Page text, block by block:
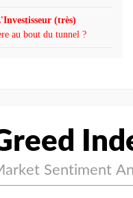
(très)
au bout du tunnel ?